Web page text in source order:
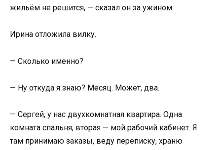
жильём не решится, — сказал он за ужином.
Ирина отложила вилку.
— Сколько именно?
— Ну откуда я знаю? Месяц. Может, два.
— Сергей, у нас двухкомнатная квартира. Одна
комната спальня, вторая — мой рабочий кабинет. Я
там принимаю заказы, веду переписку, храню